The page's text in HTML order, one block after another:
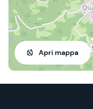
Apri mappa